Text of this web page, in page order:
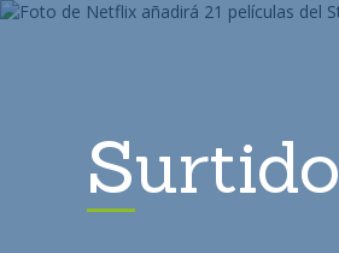
Surtido